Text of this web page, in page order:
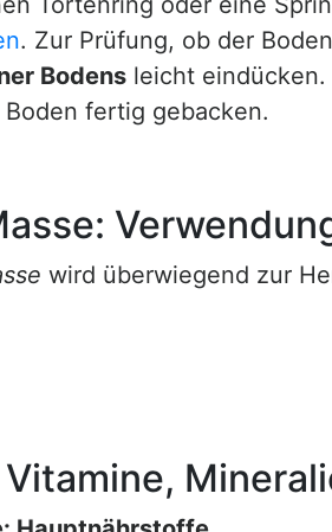
. Zur Prüfung, ob der
Bodens leicht
fertig gebacken.
wird überwiegend zur